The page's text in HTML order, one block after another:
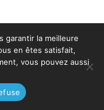
garantir la meilleure
en êtes satisfait,
vous pouvez aussi